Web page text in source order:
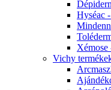
Hyséac
Xémose
Vichy